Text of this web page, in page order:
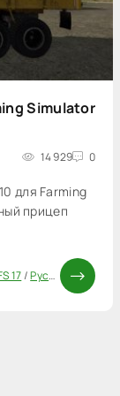
Simulator
14 929 0
для Farming
прицеп
17/Русские моды для FS 17